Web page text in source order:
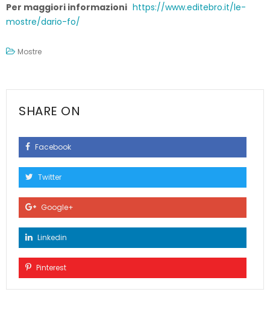
Per maggiori informazioni https://www.editebro.it/le-
mostre/dario-fo/
Mostre
SHARE ON
Facebook
Twitter
Google+
Linkedin
Pinterest